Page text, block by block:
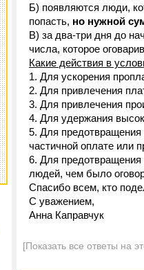
Б) появляются люди,
попасть, но нужной
В) за два-три дня до
числа, которое
Какие действия в
1. Для ускорения
2. Для привлечения
3. Для привлечения
4. Для удержания
5. Для предотвращения
частичной оплате или
6. Для предотвращения
людей, чем было
Спасибо всем, кто
С уважением,
Анна Каправчук
[Показать все ответы на